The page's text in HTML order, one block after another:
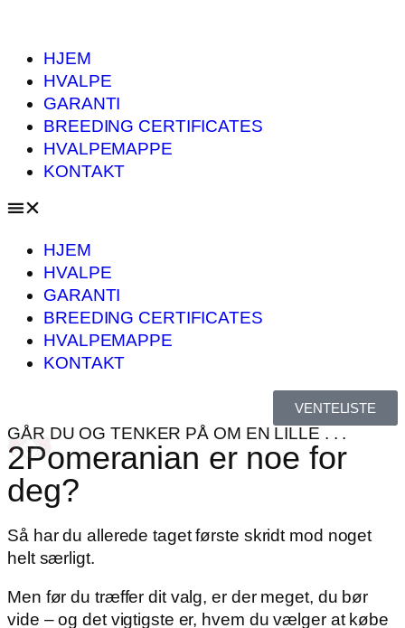
HJEM
HVALPE
GARANTI
BREEDING CERTIFICATES
HVALPEMAPPE
KONTAKT
HJEM
HVALPE
GARANTI
BREEDING CERTIFICATES
HVALPEMAPPE
KONTAKT
VENTELISTE
GÅR DU OG TENKER PÅ OM EN LILLE . . .
2Pomeranian er noe for
deg?
Så har du allerede taget første skridt mod noget
helt særligt.
Men før du træffer dit valg, er der meget, du bør
vide – og det vigtigste er, hvem du vælger at købe